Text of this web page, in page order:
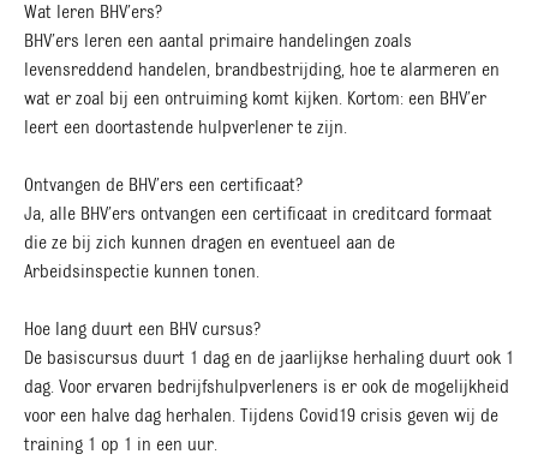
Wat leren BHV’ers?
BHV’ers leren een aantal primaire handelingen zoals
levensreddend handelen, brandbestrijding, hoe te alarmeren en
wat er zoal bij een ontruiming komt kijken. Kortom: een BHV’er
leert een doortastende hulpverlener te zijn.
Ontvangen de BHV’ers een certificaat?
Ja, alle BHV’ers ontvangen een certificaat in creditcard formaat
die ze bij zich kunnen dragen en eventueel aan de
Arbeidsinspectie kunnen tonen.
Hoe lang duurt een BHV cursus?
De basiscursus duurt 1 dag en de jaarlijkse herhaling duurt ook 1
dag. Voor ervaren bedrijfshulpverleners is er ook de mogelijkheid
voor een halve dag herhalen. Tijdens Covid19 crisis geven wij de
training 1 op 1 in een uur.